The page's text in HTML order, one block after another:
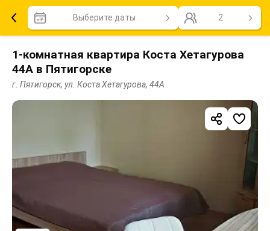
Выберите даты 2
1-комнатная квартира Коста Хетагурова
44А в Пятигорске
г. Пятигорск, ул. Коста Хетагурова, 44А